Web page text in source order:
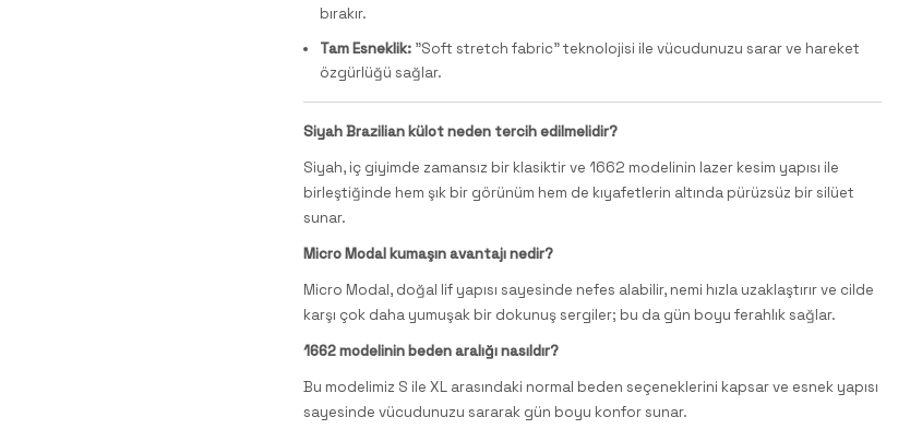
bırakır.
Tam Esneklik: "Soft stretch fabric" teknolojisi ile vücudunuzu sarar ve hareket
özgürlüğü sağlar.
Siyah Brazilian külot neden tercih edilmelidir?
Siyah, iç giyimde zamansız bir klasiktir ve 1662 modelinin lazer kesim yapısı ile
birleştiğinde hem şık bir görünüm hem de kıyafetlerin altında pürüzsüz bir silüet
sunar.
Micro Modal kumaşın avantajı nedir?
Micro Modal, doğal lif yapısı sayesinde nefes alabilir, nemi hızla uzaklaştırır ve cilde
karşı çok daha yumuşak bir dokunuş sergiler; bu da gün boyu ferahlık sağlar.
1662 modelinin beden aralığı nasıldır?
Bu modelimiz S ile XL arasındaki normal beden seçeneklerini kapsar ve esnek yapısı
sayesinde vücudunuzu sararak gün boyu konfor sunar.